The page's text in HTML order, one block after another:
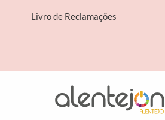
Livro de Reclamações